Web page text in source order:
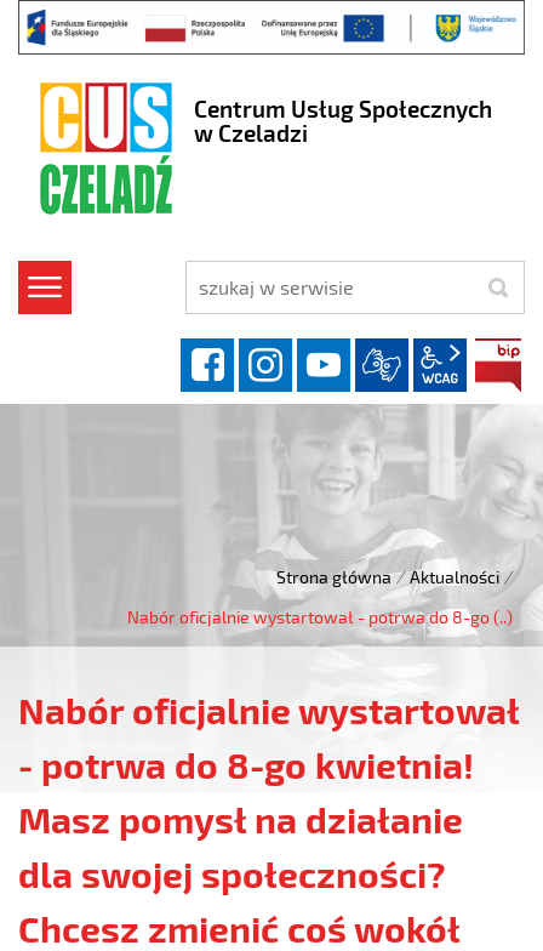
Centrum Usług Społecznych
w Czeladzi
szukaj
facebookinstagram
YouTube
wcag2.1
Strona główna / Aktualności /
Nabór oficjalnie wystartował - potrwa do 8-go (..)
Nabór oficjalnie wystartował
- potrwa do 8-go kwietnia!
Masz pomysł na działanie
dla swojej społeczności?
Chcesz zmienić coś wokół